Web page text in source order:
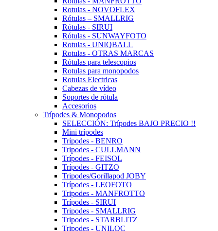
Rotulas - NOVOFLEX
Rótulas – SMALLRIG
Rótulas - SIRUI
Rótulas - SUNWAYFOTO
Rotulas - UNIQBALL
Rotulas - OTRAS MARCAS
Rótulas para telescopios
Rotulas para monopodos
Rotulas Electricas
Cabezas de vídeo
Soportes de rótula
Accesorios
Trípodes & Monopodos
SELECCIÓN: Trípodes BAJO PRECIO !!
Mini trípodes
Trípodes - BENRO
Tripodes - CULLMANN
Trípodes - FEISOL
Trípodes - GITZO
Tripodes/Gorillapod JOBY
Trípodes - LEOFOTO
Tripodes - MANFROTTO
Trípodes - SIRUI
Tripodes - SMALLRIG
Tripodes - STARBLITZ
Tripodes - UNILOC